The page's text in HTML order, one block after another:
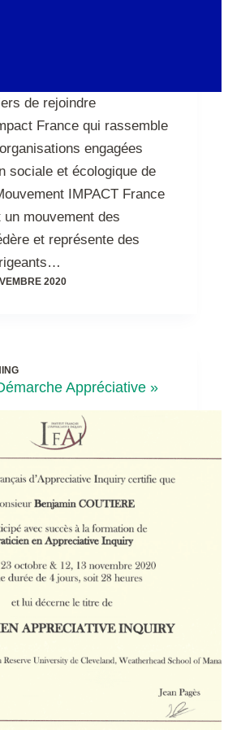
de rejoindre
France qui rassemble
engagées
sociale et écologique de
IMPACT France
mouvement des
et représente des
2020
Appréciative »